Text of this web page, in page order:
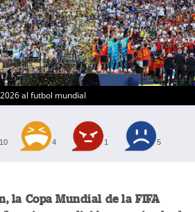
al futbol mundial
10 4 1 5
la Copa Mundial de la FIFA